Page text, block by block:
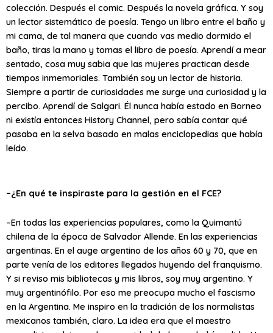
colección. Después el comic. Después la novela gráfica. Y soy
un lector sistemático de poesía. Tengo un libro entre el baño y
mi cama, de tal manera que cuando vas medio dormido el
baño, tiras la mano y tomas el libro de poesía. Aprendí a mear
sentado, cosa muy sabia que las mujeres practican desde
tiempos inmemoriales. También soy un lector de historia.
Siempre a partir de curiosidades me surge una curiosidad y la
percibo. Aprendí de Salgari. Él nunca había estado en Borneo
ni existía entonces History Channel, pero sabía contar qué
pasaba en la selva basado en malas enciclopedias que había
leído.
–¿En qué te inspiraste para la gestión en el FCE?
–En todas las experiencias populares, como la Quimantú
chilena de la época de Salvador Allende. En las experiencias
argentinas. En el auge argentino de los años 60 y 70, que en
parte venía de los editores llegados huyendo del franquismo.
Y si reviso mis bibliotecas y mis libros, soy muy argentino. Y
muy argentinófilo. Por eso me preocupa mucho el fascismo
en la Argentina. Me inspiro en la tradición de los normalistas
mexicanos también, claro. La idea era que el maestro